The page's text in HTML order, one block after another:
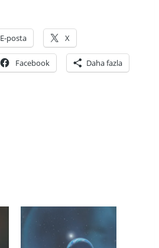
E-posta X
Facebook Daha fazla